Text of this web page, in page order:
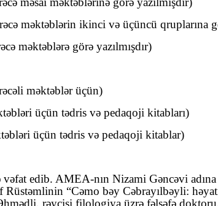
məktəblərin ikinci və üçüncü qruplarına
məktəblərə görə yazılmışdır)
məktəblər üçün)
üçün tədris və pedaqoji kitabları)
üçün tədris və pedaqoji kitablar)
edib. AMEA-nın Nizami Gəncəvi
“Cəmo bəy Cəbrayılbəyli:
rəyçisi filologiya üzrə fəlsəfə doktoru,